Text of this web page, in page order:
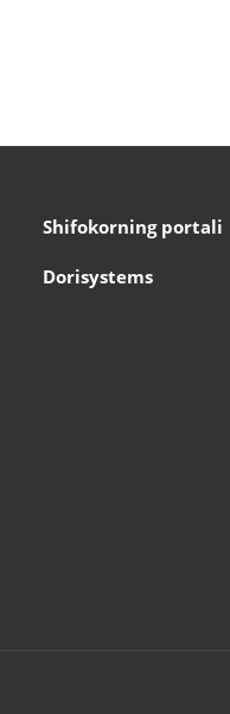
Shifokorning portali
Dorisystems